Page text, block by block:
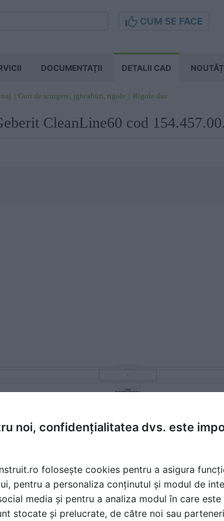
CUM SE FACE
DOCUMENTAŢII DETALII CAD
Guri de scurgere, jgheaburi, rigole Rigole dus
CleanLine60 cod
noi, confidențialitatea dvs. este
folosește cookies pentru a asigura
pentru a personaliza conținutul și modul de
media și pentru a analiza modul în care
stocate și prelucrate, de către noi sau